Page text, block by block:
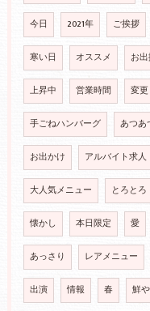
今日 2021年 ご挨拶
寒い日 オススメ お
上昇中 営業時間 変更
手ごねハンバーグ あつあ
お出かけ アルバイト求人
大人気メニュー とろとろ
懐かし 本日限定 愛
あっさり レアメニュー
出演 情報 春 鮮